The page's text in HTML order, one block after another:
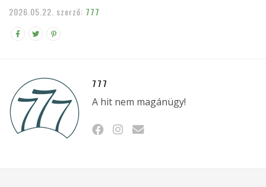
2026.05.22. szerző: 777
777
A hit nem magánügy!